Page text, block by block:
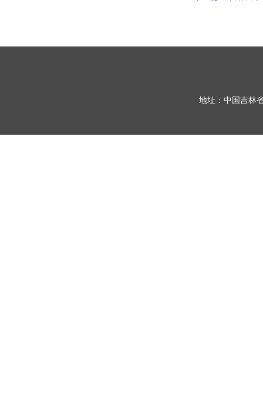
地址：中国吉林